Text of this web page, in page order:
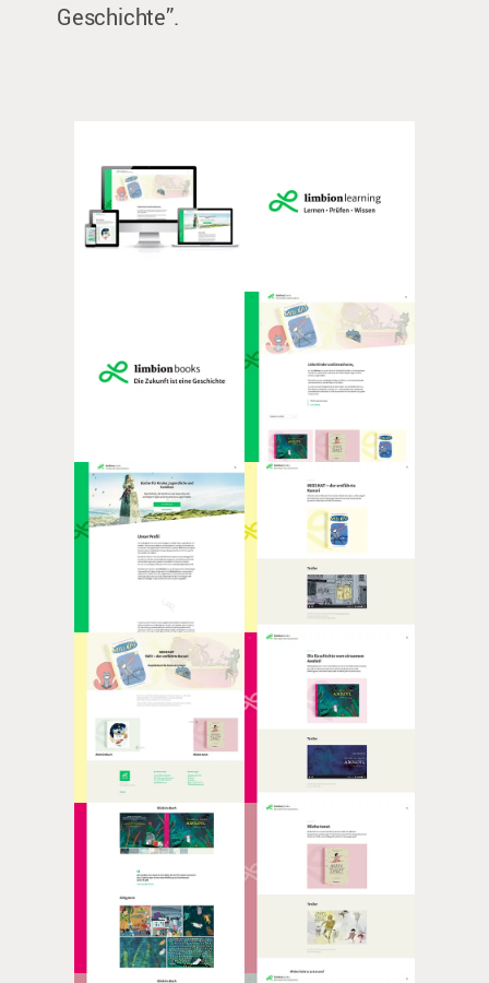
Geschichte”.